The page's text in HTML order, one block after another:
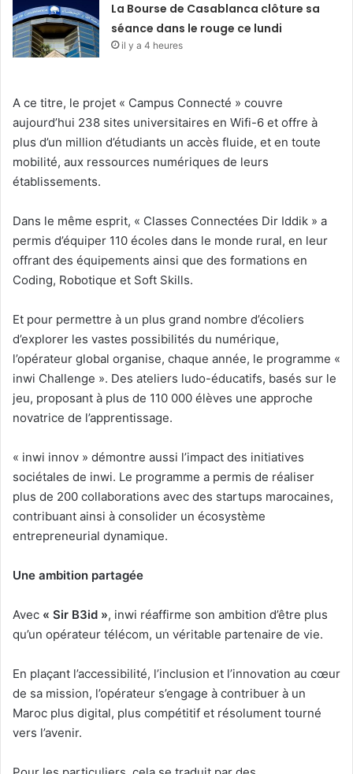
La Bourse de Casablanca clôture sa
séance dans le rouge ce lundi
il y a 4 heures
A ce titre, le projet « Campus Connecté » couvre
aujourd’hui 238 sites universitaires en Wifi-6 et offre à
plus d’un million d’étudiants un accès fluide, et en toute
mobilité, aux ressources numériques de leurs
établissements.
Dans le même esprit, « Classes Connectées Dir Iddik » a
permis d’équiper 110 écoles dans le monde rural, en leur
offrant des équipements ainsi que des formations en
Coding, Robotique et Soft Skills.
Et pour permettre à un plus grand nombre d’écoliers
d’explorer les vastes possibilités du numérique,
l’opérateur global organise, chaque année, le programme «
inwi Challenge ». Des ateliers ludo-éducatifs, basés sur le
jeu, proposant à plus de 110 000 élèves une approche
novatrice de l’apprentissage.
« inwi innov » démontre aussi l’impact des initiatives
sociétales de inwi. Le programme a permis de réaliser
plus de 200 collaborations avec des startups marocaines,
contribuant ainsi à consolider un écosystème
entrepreneurial dynamique.
Une ambition partagée
Avec « Sir B3id », inwi réaffirme son ambition d’être plus
qu’un opérateur télécom, un véritable partenaire de vie.
En plaçant l’accessibilité, l’inclusion et l’innovation au cœur
de sa mission, l’opérateur s’engage à contribuer à un
Maroc plus digital, plus compétitif et résolument tourné
vers l’avenir.